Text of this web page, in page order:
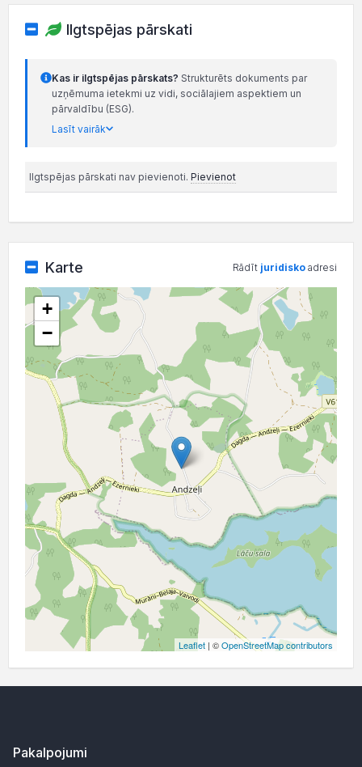
Ilgtspējas pārskati
Kas ir ilgtspējas pārskats? Strukturēts dokuments par
uzņēmuma ietekmi uz vidi, sociālajiem aspektiem un
pārvaldību (ESG).
Lasīt vairāk
Ilgtspējas pārskati nav pievienoti. Pievienot
Karte Rādīt juridisko adresi
+
−
Leaflet | ©OpenStreetMap contributors
Pakalpojumi